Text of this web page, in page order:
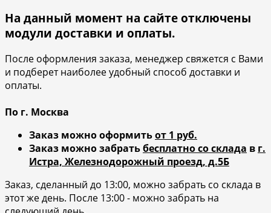
На данный момент на сайте отключены
модули доставки и оплаты.
После оформления заказа, менеджер свяжется с Вами
и подберет наиболее удобный способ доставки и
оплаты.
По г. Москва
Заказ можно оформитьот 1 руб.
Заказ можно забратьбесплатно со склада в г.
Истра, Железнодорожный проезд, д.5Б
Заказ, сделанный до 13:00, можно забрать со склада в
этот же день. После 13:00 - можно забрать на